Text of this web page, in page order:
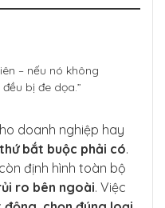
– nếu nó không
bị đe dọa.”
doanh nghiệp hay
bắt buộc phải có.
định hình toàn bộ
ro bên ngoài. Việc